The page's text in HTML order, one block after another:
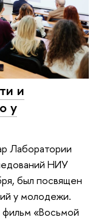
и
у
Лаборатории
НИУ
был посвящен
у молодежи.
«Восьмой